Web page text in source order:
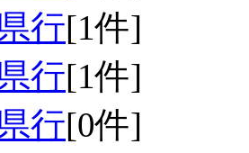
行[1件]
行[1件]
行[0件]